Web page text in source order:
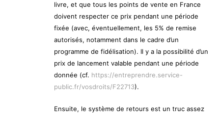
livre, et que tous les points de vente en France
doivent respecter ce prix pendant une période
fixée (avec, éventuellement, les 5% de remise
autorisés, notamment dans le cadre d’un
programme de fidélisation). Il y a la possibilité d’un
prix de lancement valable pendant une période
donnée (cf. https://entreprendre.service-
public.fr/vosdroits/F22713).
Ensuite, le système de retours est un truc assez